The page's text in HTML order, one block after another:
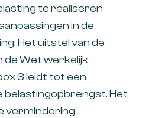
te realiseren
in de
Het uitstel van de
de Wet werkelijk
3 leidt tot een
belastingopbrengst. Het
vermindering